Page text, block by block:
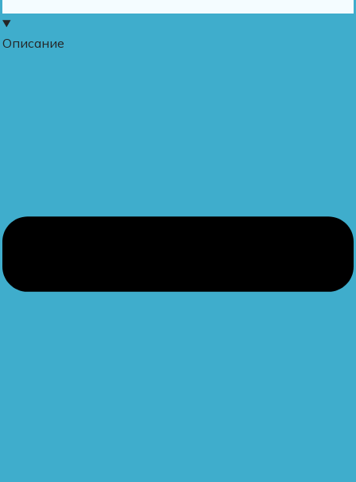
Описание